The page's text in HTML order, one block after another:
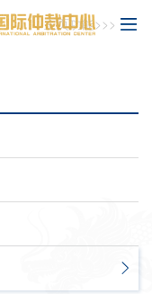
主页功能>>>